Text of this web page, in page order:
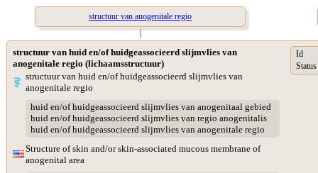
structuur van anogenitale regio
|
structuur van huid en/of huidgeassocieerd slijmvlies van
anogenitale regio (lichaamsstructuur)
structuur van huid en/of huidgeassocieerd slijmvlies van
anogenitale regio
huid en/of huidgeassocieerd slijmvlies van anogenitaal gebied
huid en/of huidgeassocieerd slijmvlies van regio anogenitalis
huid en/of huidgeassocieerd slijmvlies van anogenitale regio
Structure of skin and/or skin-associated mucous membrane of
anogenital area
Id
Status